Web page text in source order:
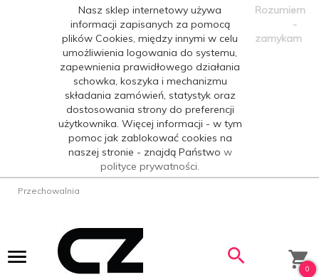
Nasz sklep internetowy używa
informacji zapisanych za pomocą
plików Cookies, między innymi w celu
umożliwienia logowania do systemu,
zapewnienia prawidłowego działania
schowka, koszyka i mechanizmu
składania zamówień, statystyk oraz
dostosowania strony do preferencji
użytkownika. Więcej informacji - w tym
pomoc jak zablokować cookies na
naszej stronie - znajdą Państwo w
polityce prywatności.
Rozumiem
-
zamykam
Przechowalnia
0